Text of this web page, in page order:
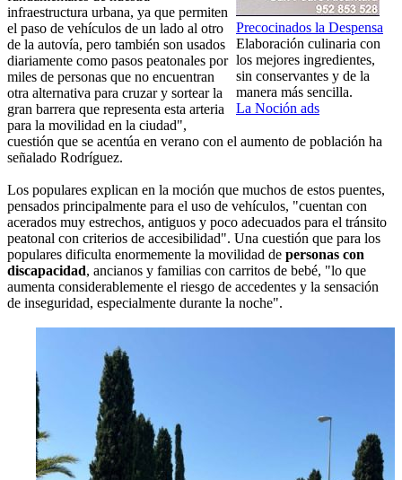
Precocinados la Despensa
Elaboración culinaria con
los mejores ingredientes,
sin conservantes y de la
manera más sencilla.
La Noción ads
infraestructura urbana, ya que permiten
el paso de vehículos de un lado al otro
de la autovía, pero también son usados
diariamente como pasos peatonales por
miles de personas que no encuentran
otra alternativa para cruzar y sortear la
gran barrera que representa esta arteria
para la movilidad en la ciudad",
cuestión que se acentúa en verano con el aumento de población ha
señalado Rodríguez.
Los populares explican en la moción que muchos de estos puentes,
pensados principalmente para el uso de vehículos, "cuentan con
acerados muy estrechos, antiguos y poco adecuados para el tránsito
peatonal con criterios de accesibilidad". Una cuestión que para los
populares dificulta enormemente la movilidad de personas con
discapacidad, ancianos y familias con carritos de bebé, "lo que
aumenta considerablemente el riesgo de accedentes y la sensación
de inseguridad, especialmente durante la noche".